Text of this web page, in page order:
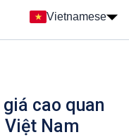
Vietnamese
cao quan
Việt Nam